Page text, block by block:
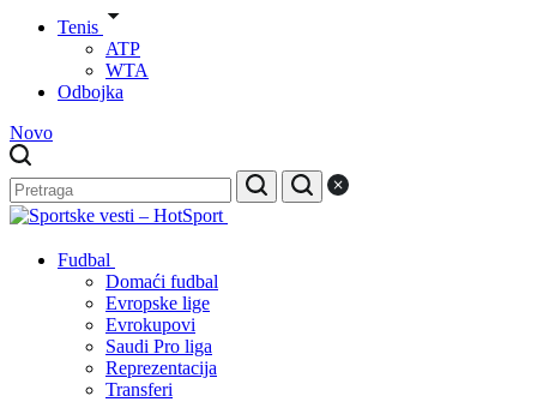
Tenis
ATP
WTA
Odbojka
Novo
Fudbal
Domaći fudbal
Evropske lige
Evrokupovi
Saudi Pro liga
Reprezentacija
Transferi